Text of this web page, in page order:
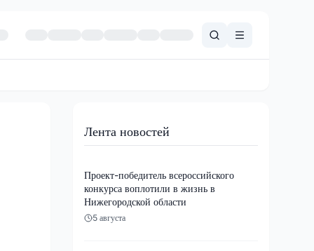
Лента новостей
Проект-победитель всероссийского
конкурса воплотили в жизнь в
Нижегородской области
5 августа